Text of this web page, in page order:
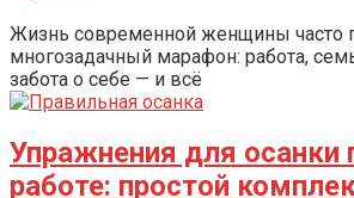
Жизнь современной женщины часто
многозадачный марафон: работа,
забота о себе — и всё
Упражнения для осанки
работе: простой